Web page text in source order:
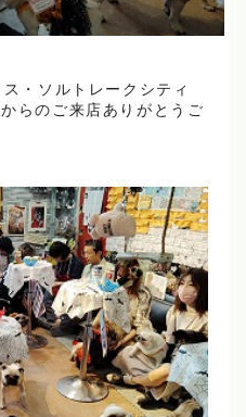
・ソルトレークシティ
らのご来店ありがとうご